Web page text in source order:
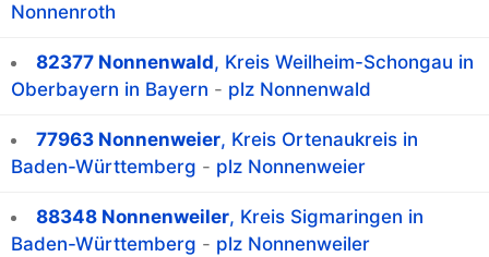
Nonnenroth
82377 Nonnenwald, Kreis Weilheim-Schongau in
Oberbayern in Bayern - plz Nonnenwald
77963 Nonnenweier, Kreis Ortenaukreis in
Baden-Württemberg - plz Nonnenweier
88348 Nonnenweiler, Kreis Sigmaringen in
Baden-Württemberg - plz Nonnenweiler